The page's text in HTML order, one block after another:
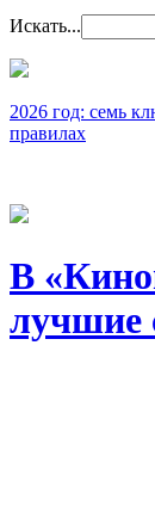
Искать...
2026 год: семь
правилах
В
лучшие